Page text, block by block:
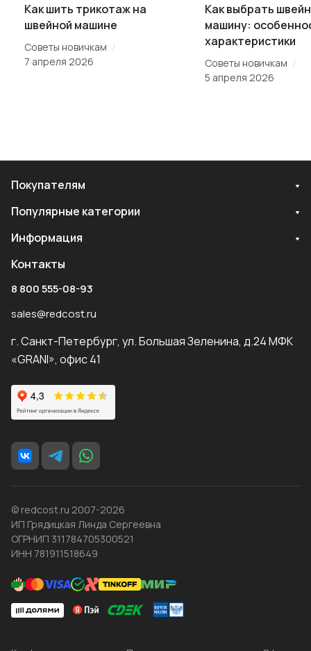
Как шить трикотаж на
швейной машине
Советы новичкам /
7 апреля 2026
Как выбрать
машину:
характеристики
Советы новичкам /
5 апреля 2026
Покупателям
Популярные категории
Информация
Контакты
8 800 555-08-93
sales@redcost.ru
г. Санкт-Петербург, ул. Большая Зеленина, д.24 МФК
«GRANI», офис 41
© redcost.ru 2007-2026
ИП Грядицкая Линда Сергеевна
ОГРНИП 311784705300521
ИНН 781911518649